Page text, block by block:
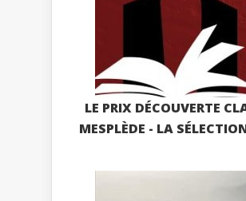
LE PRIX DÉCOUVERTE
MESPLÈDE - LA